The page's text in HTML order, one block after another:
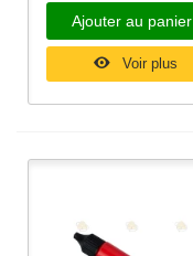
Ajouter au panier
Voir plus